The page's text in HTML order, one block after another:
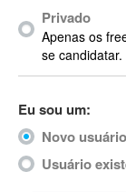
Acrobat X
Acronis
ACT
Actimize
ActionScript
ActionScript 3
Privado
Apenas os
se candidatar.
Eu sou um:
Novo usuário
Usuário